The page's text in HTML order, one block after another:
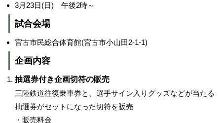
3月23日(日) 午後2時～
試合会場
宮古市民総合体育館(宮古市小山田2-1-1)
企画内容
抽選券付き企画切符の販売
三陸鉄道往復乗車券と、選手サイン入りグッズなどが当たる
抽選券がセットになった切符を販売
・販売料金